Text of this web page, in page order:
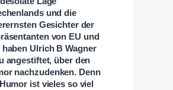
und die
Gesichter der
von EU und
haben Ulrich B Wagner
angestiftet, über den
nachzudenken. Denn
ist vieles so viel